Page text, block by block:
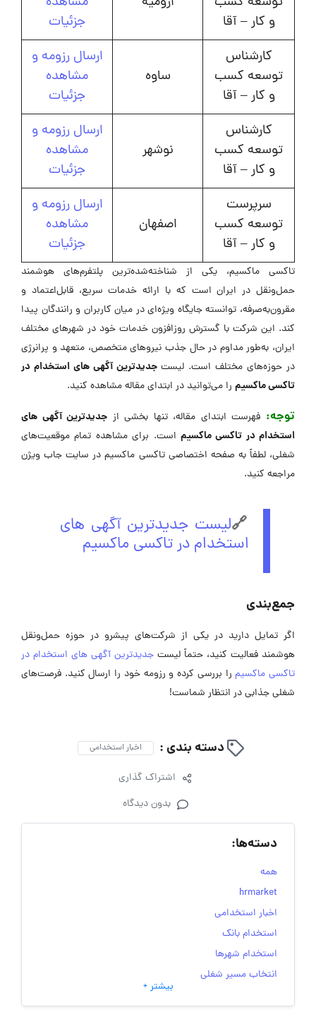
و کار – آقا
جزئیات
کارشناس
توسعه کسب
و کار – آقا
ساوه
ارسال رزومه و
مشاهده
جزئیات
کارشناس
توسعه کسب
و کار – آقا
نوشهر
ارسال رزومه و
مشاهده
جزئیات
سرپرست
توسعه کسب
و کار – آقا
اصفهان
ارسال رزومه و
مشاهده
جزئیات
تاکسی ماکسیم، یکی از شناخته‌شده‌ترین پلتفرم‌های هوشمند
حمل‌ونقل در ایران است که با ارائه خدمات سریع، قابل‌اعتماد و
مقرون‌به‌صرفه، توانسته جایگاه ویژه‌ای در میان کاربران و رانندگان پیدا
کند. این شرکت با گسترش روزافزون خدمات خود در شهرهای مختلف
ایران، به‌طور مداوم در حال جذب نیروهای متخصص، متعهد و پرانرژی
در حوزه‌های مختلف است. لیستجدیدترین آگهی های استخدام در
تاکسی ماکسیم را می‌توانید در ابتدای مقاله مشاهده کنید.
توجه: فهرست ابتدای مقاله، تنها بخشی از جدیدترین آگهی های
استخدام در تاکسی ماکسیم است. برای مشاهده تمام موقعیت‌های
شغلی، لطفاً به صفحه اختصاصی تاکسی ماکسیم در سایت جاب ویژن
مراجعه کنید.
🔗لیست جدیدترین آگهی های
استخدام در تاکسی ماکسیم
جمع‌بندی
اگر تمایل دارید در یکی از شرکت‌های پیشرو در حوزه حمل‌ونقل
هوشمند فعالیت کنید، حتماً لیست جدیدترین آگهی های استخدام در
تاکسی ماکسیمرا بررسی کرده و رزومه خود را ارسال کنید. فرصت‌های
شغلی جذابی در انتظار شماست!
دسته بندی : اخبار استخدامی
اشتراک گذاری
بدون دیدگاه
دسته‌ها:
همه
hrmarket
اخبار استخدامی
استخدام بانک
استخدام شهرها
انتخاب مسیر شغلی
به‌روزرسانی‌های سایت (کارجویی)
بیشتر +